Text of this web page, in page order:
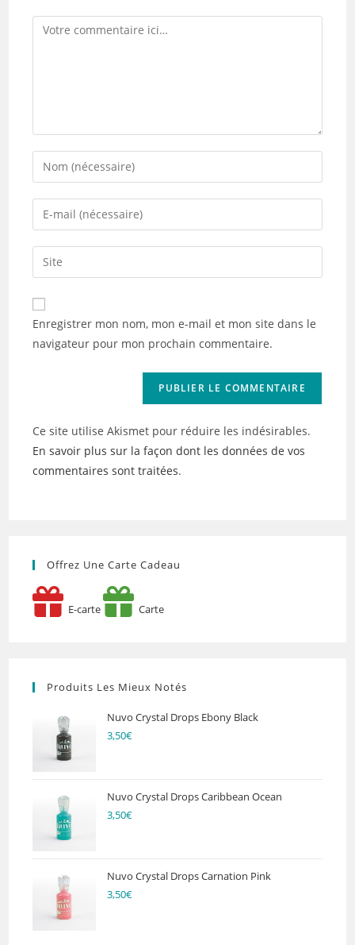
Comment
Enter
your
name
comment
Enter
your
email
address
comment
Saisir
l’URL
de
votre
(facultatif)
Enregistrer mon nom, mon e-mail et mon site dans le
navigateur pour mon prochain commentaire.
Ce site utilise Akismet pour réduire les indésirables.
En savoir plus sur la façon dont les données de vos
commentaires sont traitées.
Offrez Une Carte Cadeau
E-carte Carte
Produits Les Mieux Notés
Nuvo Crystal Drops Ebony Black
3,50€
Nuvo Crystal Drops Caribbean Ocean
3,50€
Nuvo Crystal Drops Carnation Pink
3,50€